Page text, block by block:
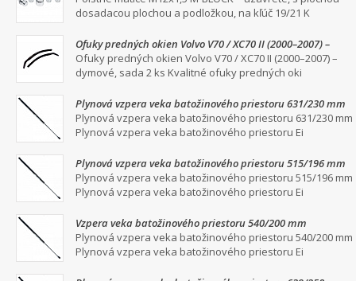
dosadacou plochou a podložkou, na kľúč 19/21 K
Ofuky predných okien Volvo V70 / XC70 II (2000–2007) –
dymové, sada 2 ks
Ofuky predných okien Volvo V70 / XC70 II (2000–2007) –
dymové, sada 2 ks Kvalitné ofuky predných oki
Plynová vzpera veka batožinového priestoru 631/230 mm
Plynová vzpera veka batožinového priestoru 631/230 mm
Plynová vzpera veka batožinového priestoru Ei
Plynová vzpera veka batožinového priestoru 515/196 mm
Plynová vzpera veka batožinového priestoru 515/196 mm
Plynová vzpera veka batožinového priestoru Ei
Vzpera veka batožinového priestoru 540/200 mm
Plynová vzpera veka batožinového priestoru 540/200 mm
Plynová vzpera veka batožinového priestoru Ei